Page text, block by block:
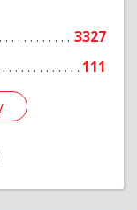
3327
111
Подробнее